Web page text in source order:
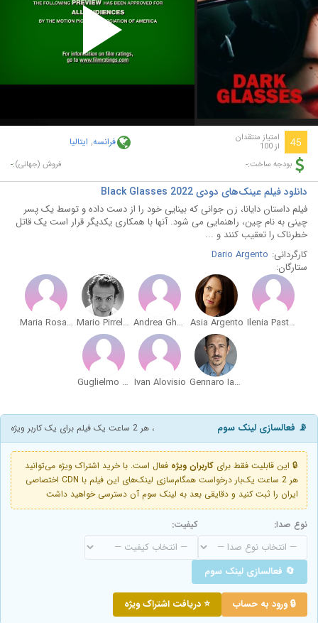
Play
Video
45 امتیاز منتقدان
از 100 فرانسه, ایتالیا
بودجه ساخت:- فروش (جهانی):-
دانلود فیلم عینک‌های دودی Black Glasses 2022
فیلم داستان دایانا، زن جوانی که بینایی خود را از دست داده و توسط یک پسر
چینی به نام چین، راهنمایی می شود. آنها با همکاری یکدیگر قرار است یک قاتل
خطرناک را تعقیب کنند و ...
کارگردانی: Dario Argento
ستارگان:
Ilenia Pastorelli
Asia Argento
Andrea Gherpelli
Mario Pirrello
Maria Rosaria Russo
Gennaro Iaccarino
Ivan Alovisio
Guglielmo Favilla
📡 فعالسازی لینک سوم ، هر 2 ساعت یک فیلم برای یک کاربر ویژه
🔒 این قابلیت فقط برای کاربران ویژه فعال است. با خرید اشتراک ویژه می‌توانید
هر 2 ساعت یک‌بار درخواست همگام‌سازی لینک‌های این فیلم با CDN اختصاصی
ایران را ثبت کنید و دقایقی بعد به لینک سوم آن دسترسی خواهید داشت
نوع صدا: کیفیت:
🔄 فعالسازی لینک سوم
🔒 ورود به حساب ⭐ دریافت اشتراک ویژه